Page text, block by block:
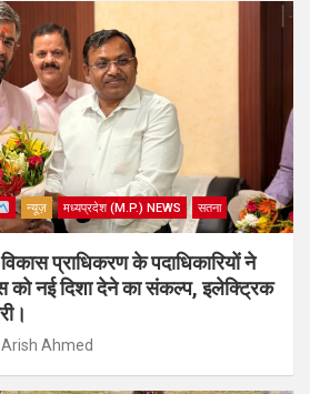
न्यूज़ मध्यप्रदेश (M.P.) NEWS सतना
प्राधिकरण के पदाधिकारियों ने
को नई दिशा देने का संकल्प, इलेक्ट्रिक
Arish Ahmed